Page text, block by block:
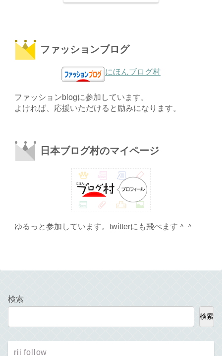
ファッションブログ
にほんブログ村
ファッションblogに参加しています。
よければ、応援いただけると励みになります。
日本ブログ村のマイページ
ゆるっと参加しています。twitterにも飛べます＾＾
検索
検索
rii follow